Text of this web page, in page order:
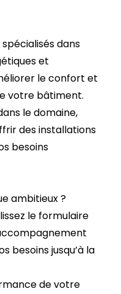
spécialisés dans
et
le confort et
votre bâtiment.
le domaine,
des installations
besoins
ambitieux ?
le formulaire
besoins jusqu’à la
de votre